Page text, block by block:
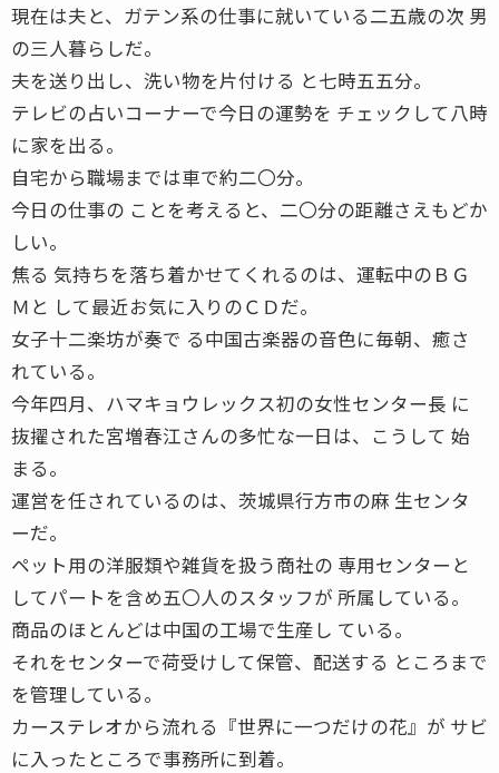
現在は夫と、ガテン系の仕事に就いている二五歳の次 男
の三人暮らしだ。
夫を送り出し、洗い物を片付ける と七時五五分。
テレビの占いコーナーで今日の運勢を チェックして八時
に家を出る。
自宅から職場までは車で約二〇分。
今日の仕事の ことを考えると、二〇分の距離さえもどか
しい。
焦る 気持ちを落ち着かせてくれるのは、運転中のＢＧ
Ｍと して最近お気に入りのＣＤだ。
女子十二楽坊が奏で る中国古楽器の音色に毎朝、癒さ
れている。
今年四月、ハマキョウレックス初の女性センター長 に
抜擢された宮増春江さんの多忙な一日は、こうして 始
まる。
運営を任されているのは、茨城県行方市の麻 生センタ
ーだ。
ペット用の洋服類や雑貨を扱う商社の 専用センターと
してパートを含め五〇人のスタッフが 所属している。
商品のほとんどは中国の工場で生産し ている。
それをセンターで荷受けして保管、配送する ところまで
を管理している。
カーステレオから流れる『世界に一つだけの花』が サビ
に入ったところで事務所に到着。